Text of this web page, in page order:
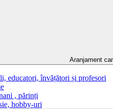
Aranjament
educatori, învățători și profesori
, părinți
hobby-uri